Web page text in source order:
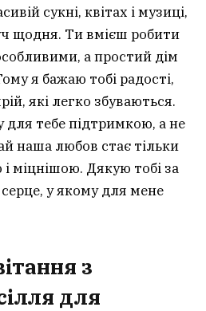
сукні, квітах і музиці,
щодня. Ти вмієш робити
а простий дім
я бажаю тобі радості,
які легко збуваються.
для тебе підтримкою, а не
наша любов стає тільки
міцнішою. Дякую тобі за
серце, у якому для мене
з
для